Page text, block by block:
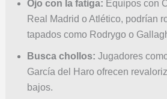
Ojo con la fatiga: Equipos con
Real Madrid o Atlético, podrían
tapados como Rodrygo o
Busca chollos: Jugadores
García del Haro ofrecen
bajos.